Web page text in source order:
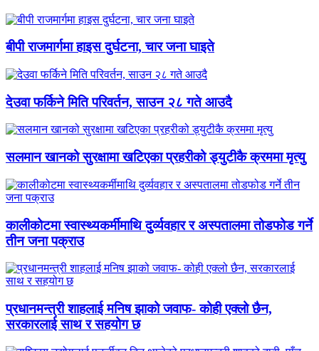
बीपी राजमार्गमा हाइस दुर्घटना, चार जना घाइते
देउवा फर्किने मिति परिवर्तन, साउन २८ गते आउदै
सलमान खानको सुरक्षामा खटिएका प्रहरीको ड्युटीकै क्रममा मृत्यु
कालीकोटमा स्वास्थ्यकर्मीमाथि दुर्व्यवहार र अस्पतालमा तोडफोड गर्ने
तीन जना पक्राउ
प्रधानमन्त्री शाहलाई मनिष झाको जवाफ- कोही एक्लो छैन,
सरकारलाई साथ र सहयोग छ